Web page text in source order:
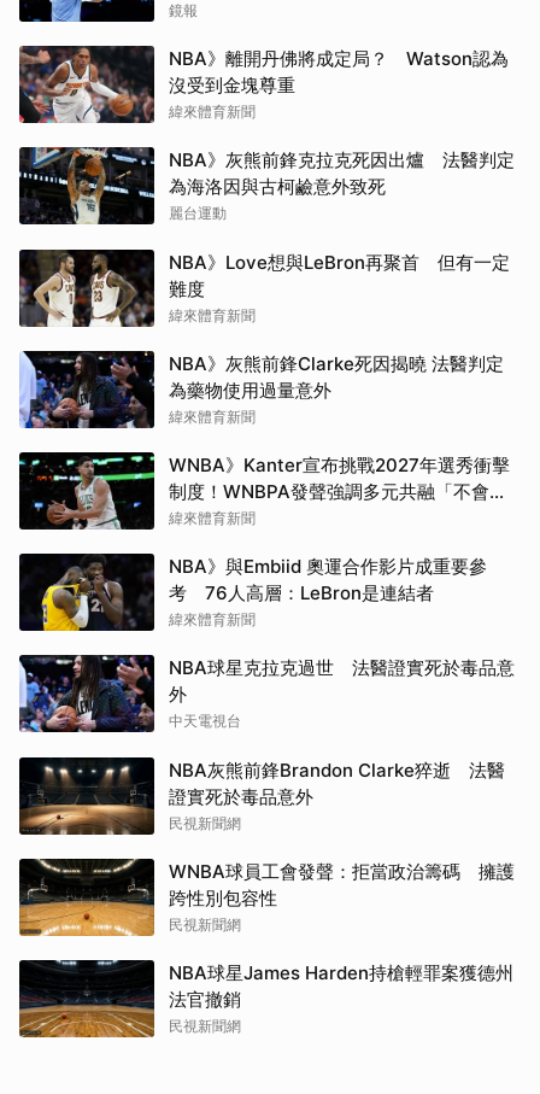
鏡報
NBA》離開丹佛將成定局？ Watson認為
沒受到金塊尊重
緯來體育新聞
NBA》灰熊前鋒克拉克死因出爐 法醫判定
為海洛因與古柯鹼意外致死
麗台運動
NBA》Love想與LeBron再聚首 但有一定
難度
緯來體育新聞
NBA》灰熊前鋒Clarke死因揭曉 法醫判定
為藥物使用過量意外
緯來體育新聞
WNBA》Kanter宣布挑戰2027年選秀衝擊
制度！WNBPA發聲強調多元共融「不會成
為政治棋子」
緯來體育新聞
NBA》與Embiid 奧運合作影片成重要參
考 76人高層：LeBron是連結者
緯來體育新聞
NBA球星克拉克過世 法醫證實死於毒品意
外
中天電視台
NBA灰熊前鋒Brandon Clarke猝逝 法醫
證實死於毒品意外
民視新聞網
WNBA球員工會發聲：拒當政治籌碼 擁護
跨性別包容性
民視新聞網
NBA球星James Harden持槍輕罪案獲德州
法官撤銷
民視新聞網